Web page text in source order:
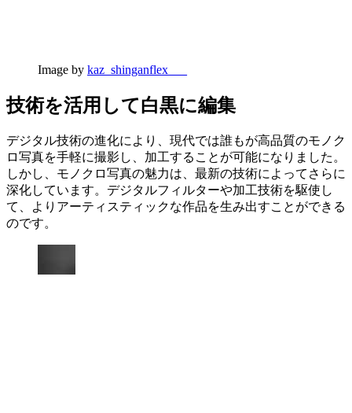
Image by kaz_shinganflex___
技術を活用して白黒に編集
デジタル技術の進化により、現代では誰もが高品質のモノク
ロ写真を手軽に撮影し、加工することが可能になりました。
しかし、モノクロ写真の魅力は、最新の技術によってさらに
深化しています。デジタルフィルターや加工技術を駆使し
て、よりアーティスティックな作品を生み出すことができる
のです。